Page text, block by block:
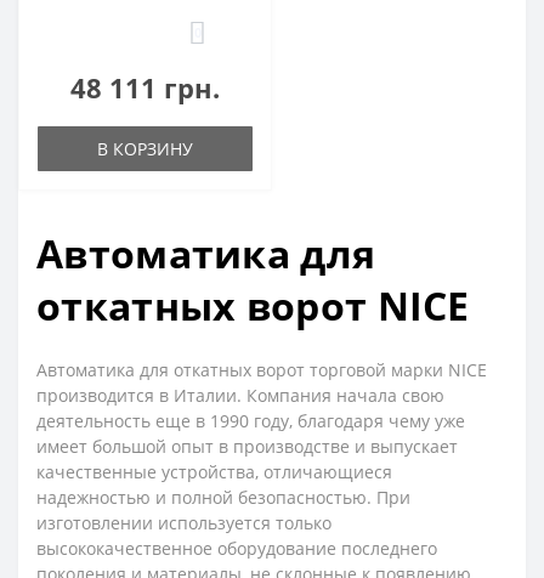
48 111 грн.
В КОРЗИНУ
Автоматика для
откатных ворот NICE
Автоматика для откатных ворот торговой марки NICE
производится в Италии. Компания начала свою
деятельность еще в 1990 году, благодаря чему уже
имеет большой опыт в производстве и выпускает
качественные устройства, отличающиеся
надежностью и полной безопасностью. При
изготовлении используется только
высококачественное оборудование последнего